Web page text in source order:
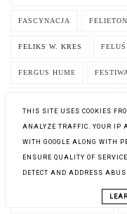
FASCYNACJA
FELIKS W. KRES
FERGUS HUME
FLORIA ZELLER FOLK
FRANCOIS OZON
THIS SITE USES COOKIES
ANALYZE TRAFFIC. YOUR IP
WITH GOOGLE ALONG WITH
ENSURE QUALITY OF
DETECT AND ADDRESS